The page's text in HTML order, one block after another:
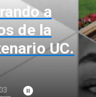
a
de la
UC.
pause_circle_filled